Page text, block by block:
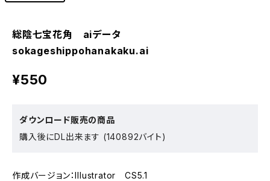
総陰七宝花角 aiデータ
sokageshippohanakaku.ai
¥550
ダウンロード販売の商品
購入後にDL出来ます (140892バイト)
作成バージョン：Illustrator CS5.1